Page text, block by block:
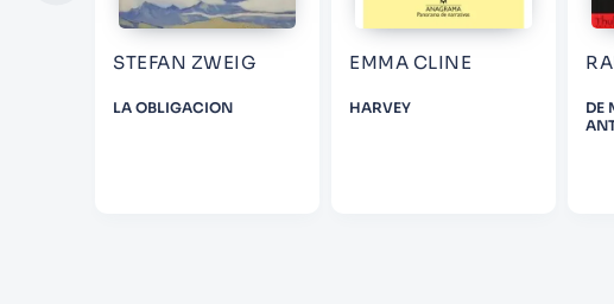
STEFAN ZWEIG
LA OBLIGACION
EMMA CLINE
HARVEY
DE